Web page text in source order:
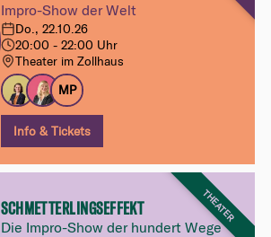
Impro-Show der Welt
Do., 22.10.26
20:00 - 22:00 Uhr
Theater im Zollhaus
MP
Info & Tickets
THEATER
SCHMETTERLINGSEFFEKT
Die Impro-Show der hundert Wege